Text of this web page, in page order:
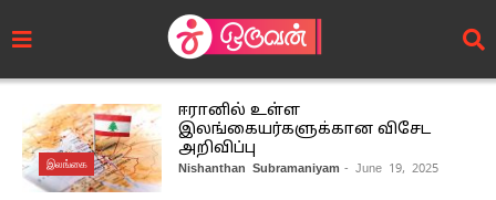
இலங்கை
ஈரானில் உள்ள
இலங்கையர்களுக்கான விசேட
அறிவிப்பு
Nishanthan Subramaniyam - June 19, 2025